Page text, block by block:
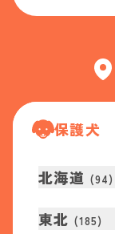
保護犬
北海道 (94)
東北 (185)